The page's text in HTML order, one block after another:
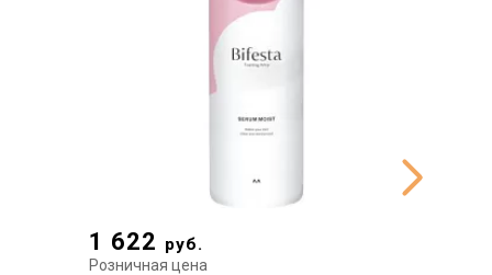
1 622 руб.
Розничная цена